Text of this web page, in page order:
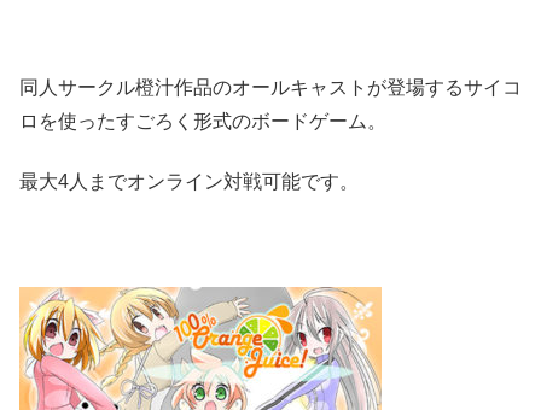
同人サークル橙汁作品のオールキャストが登場するサイコ
ロを使ったすごろく形式のボードゲーム。
最大4人までオンライン対戦可能です。